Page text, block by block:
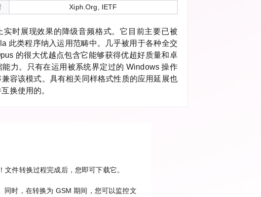
Xiph.Org, IETF
实时展现效果的降级音频格式。它目前主要已被
此类程序纳入运用范畴中。几乎被用于各种全交
的很大优越点包含它能够获得优超好质量和卓
能力。只有在运用被系统界定过的 Windows 操作
容该模式。具有相关同样格式性质的应用延展也
换使用的。
件转换过程完成后，您即可下载它。
同时，在转换为 GSM 期间，您可以监控文